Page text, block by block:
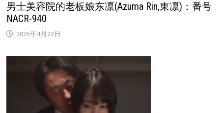
男士美容院的老板娘东凛(Azuma Rin,東凛)：番号
NACR-940
2025年4月22日